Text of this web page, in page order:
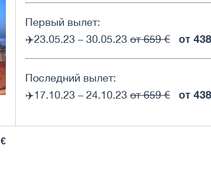
Первый вылет:
✈️23.05.23 – 30.05.23 от 659 € от
Последний вылет:
✈️17.10.23 – 24.10.23 от 659 € от